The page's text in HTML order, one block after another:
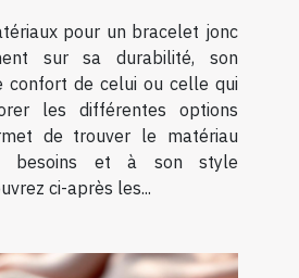
pour un bracelet jonc
sur sa durabilité, son
confort de celui ou celle qui
les différentes options
de trouver le matériau
besoins et à son style
ci-après les...